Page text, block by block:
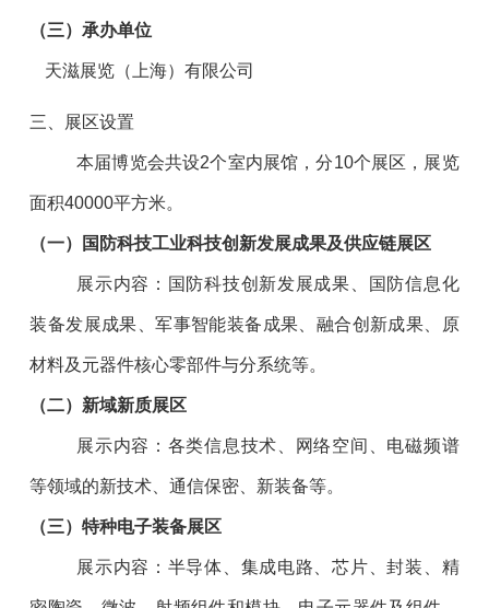
（三）承办单位
天滋展览（上海）有限公司
三、展区设置
本届博览会共设2个室内展馆，分10个展区，展览
面积40000平方米。
（一）国防科技工业科技创新发展成果及供应链展区
展示内容：国防科技创新发展成果、国防信息化
装备发展成果、军事智能装备成果、融合创新成果、原
材料及元器件核心零部件与分系统等。
（二）新域新质展区
展示内容：各类信息技术、网络空间、电磁频谱
等领域的新技术、通信保密、新装备等。
（三）特种电子装备展区
展示内容：半导体、集成电路、芯片、封装、精